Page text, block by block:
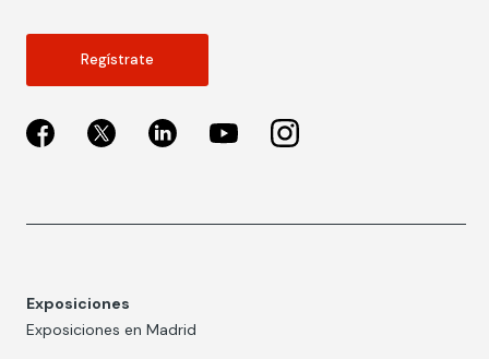
Regístrate
Exposiciones
Exposiciones en Madrid